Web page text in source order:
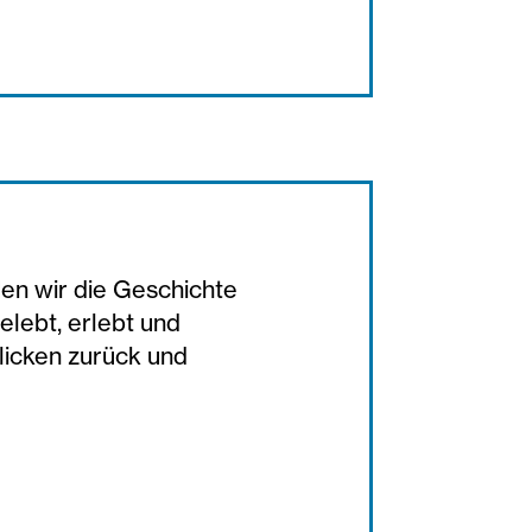
wir die Geschichte
erlebt und
zurück und